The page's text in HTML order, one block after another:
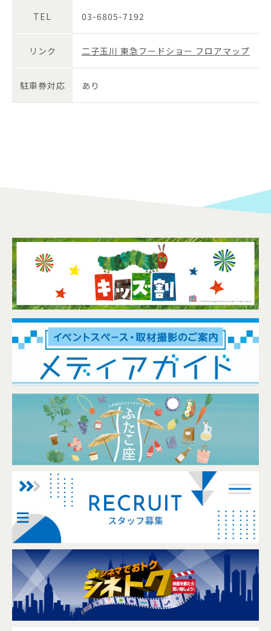
TEL 03-6805-7192
リンク 二子玉川 東急フードショー フロアマップ
駐車券対応 あり